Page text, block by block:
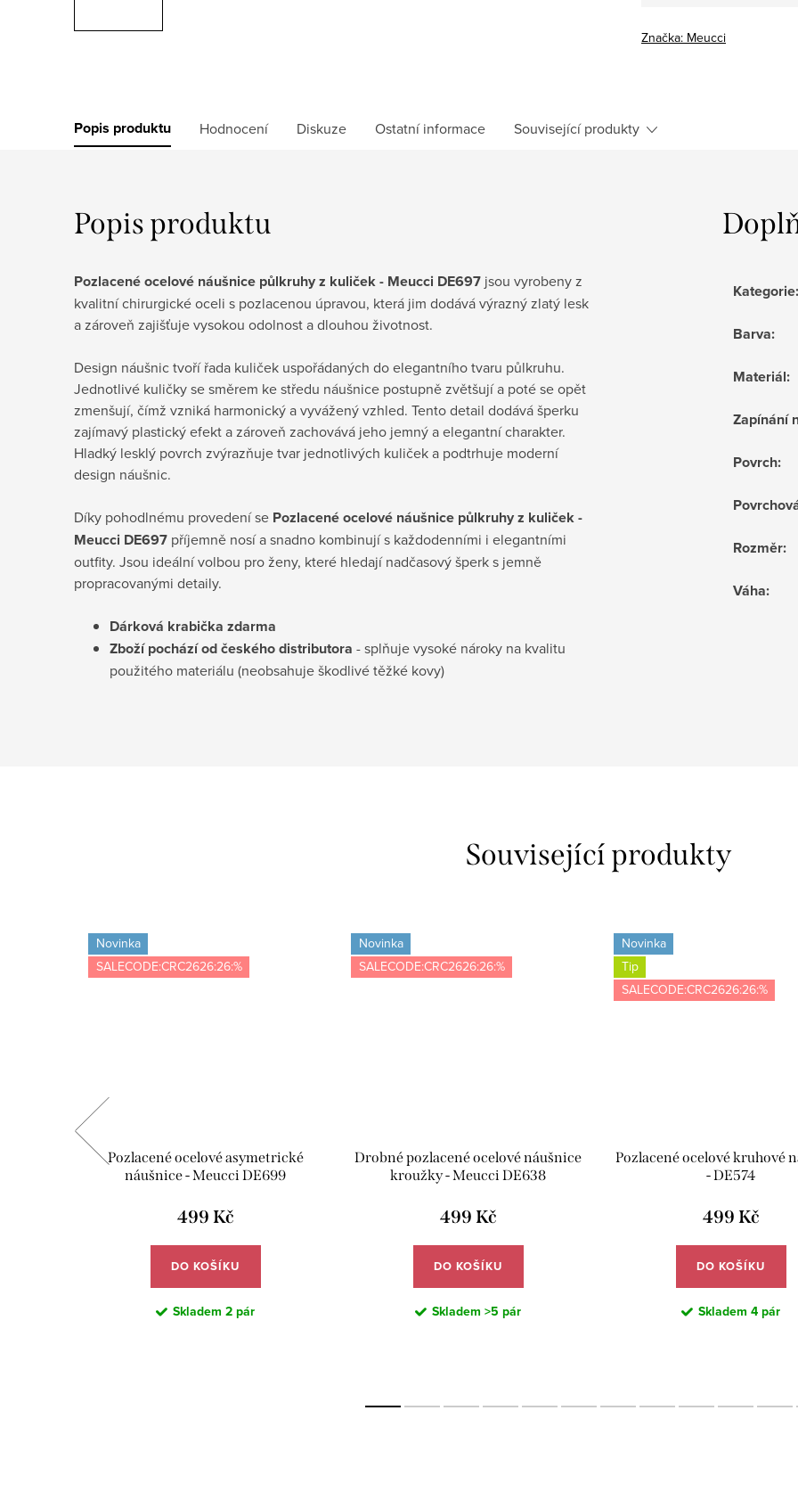
Značka: Meucci
Popis produktu Hodnocení Diskuze Ostatní informace Související produkty
Popis produktu
Pozlacené ocelové náušnice půlkruhy z kuliček - Meucci DE697 jsou vyrobeny z
kvalitní chirurgické oceli s pozlacenou úpravou, která jim dodává výrazný zlatý lesk
a zároveň zajišťuje vysokou odolnost a dlouhou životnost.
Design náušnic tvoří řada kuliček uspořádaných do elegantního tvaru půlkruhu.
Jednotlivé kuličky se směrem ke středu náušnice postupně zvětšují a poté se opět
zmenšují, čímž vzniká harmonický a vyvážený vzhled. Tento detail dodává šperku
zajímavý plastický efekt a zároveň zachovává jeho jemný a elegantní charakter.
Hladký lesklý povrch zvýrazňuje tvar jednotlivých kuliček a podtrhuje moderní
design náušnic.
Díky pohodlnému provedení se Pozlacené ocelové náušnice půlkruhy z kuliček -
Meucci DE697 příjemně nosí a snadno kombinují s každodenními i elegantními
outfity. Jsou ideální volbou pro ženy, které hledají nadčasový šperk s jemně
propracovanými detaily.
Dárková krabička zdarma
Zboží pochází od českého distributora - splňuje vysoké nároky na kvalitu
použitého materiálu (neobsahuje škodlivé těžké kovy)
Kategorie:
Barva:
Materiál:
Zapínání
Povrch:
Rozměr:
Váha:
Související produkty
Novinka
SALECODE:CRC2626:26:%
Pozlacené ocelové asymetrické
náušnice - Meucci DE699
499 Kč
DO KOŠÍKU
Skladem 2 pár
Novinka
SALECODE:CRC2626:26:%
Drobné pozlacené ocelové náušnice
kroužky - Meucci DE638
499 Kč
DO KOŠÍKU
Skladem >5 pár
Novinka
Tip
SALECODE:CRC2626:26:%
Pozlacené ocelové kruhové
- DE574
499 Kč
DO KOŠÍKU
Skladem 4 pár